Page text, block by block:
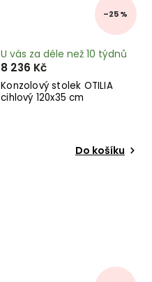
–25 %
Konzolový stolek OTILIA
cihlový 120x35 cm
U vás za déle než 10 týdnů
8 236 Kč
Do košíku